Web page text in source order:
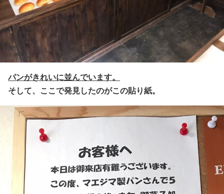
パンがきれいに並んでいます。
そして、ここで発見したのがこの貼り紙。